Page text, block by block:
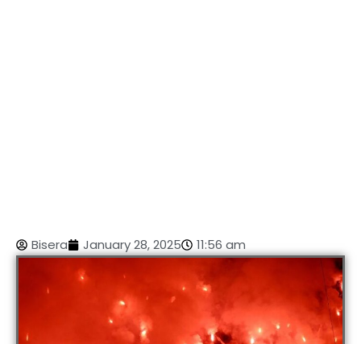
Bisera January 28, 2025 11:56 am